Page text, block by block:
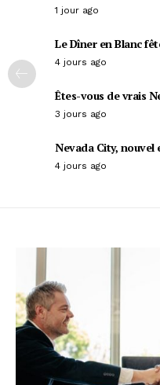
1 jour ago
Le Dîner en Blanc
4 jours ago
Êtes-vous de vrais
3 jours ago
Nevada City,
4 jours ago